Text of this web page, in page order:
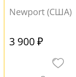
Newport (США)
3 900 ₽